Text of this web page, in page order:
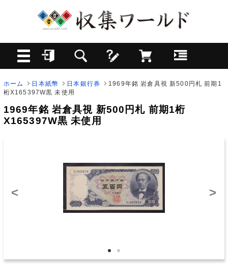
ホーム 日本紙幣 日本銀行券
1969年銘 岩倉具視 新500円札 前期1
桁X165397W黒 未使用
1969年銘 岩倉具視 新500円札 前期1桁
X165397W黒 未使用
< >